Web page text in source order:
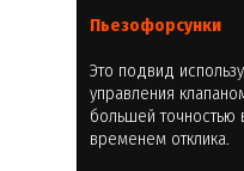
Пьезофорсунки
Это подвид
управления
большей точностью
временем отклика.